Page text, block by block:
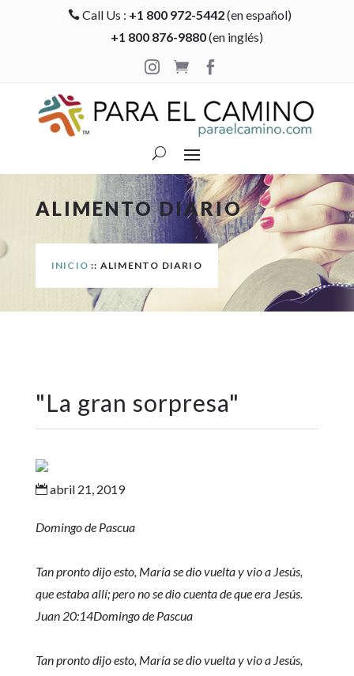
 Call Us : +1 800 972-5442(en español)
+1 800 876-9880(en inglés)

 
ALIMENTO DIARIO
INICIO :: ALIMENTO DIARIO
"La gran sorpresa"
abril 21, 2019
Domingo de Pascua
Tan pronto dijo esto, María se dio vuelta y vio a Jesús,
que estaba allí; pero no se dio cuenta de que era Jesús.
Juan 20:14Domingo de Pascua
Tan pronto dijo esto, María se dio vuelta y vio a Jesús,